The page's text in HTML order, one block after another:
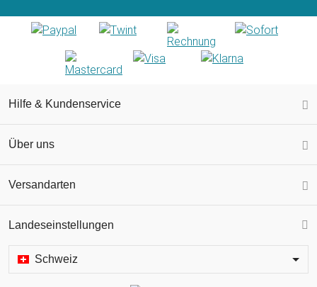
Hilfe & Kundenservice
Über uns
Versandarten
Landeseinstellungen
Schweiz